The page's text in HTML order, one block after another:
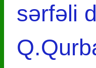
sərfəli